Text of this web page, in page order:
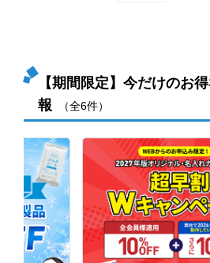
【期間限定】今だけのお
報
（全6件）